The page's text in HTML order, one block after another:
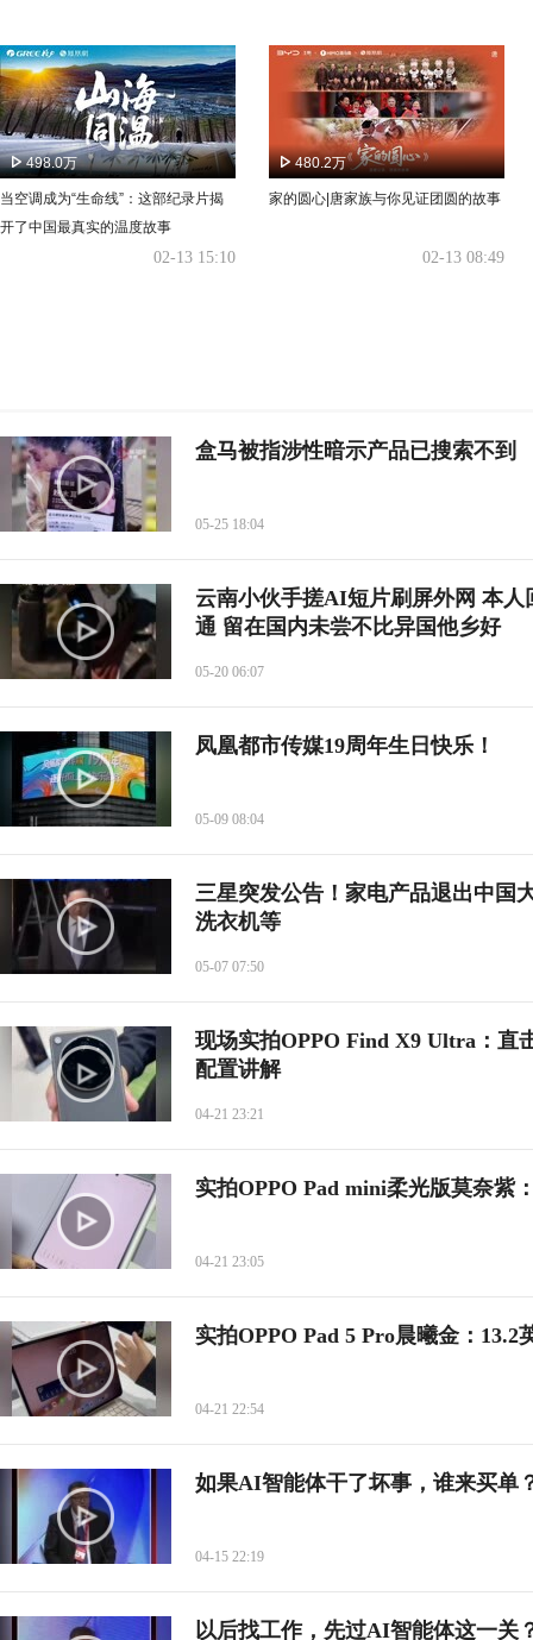
498.0万
当空调成为“生命线”：这部纪录片揭
开了中国最真实的温度故事
02-13 15:10
480.2万
家的圆心|唐家族与你见证团圆的故事
02-13 08:49
盒马被指涉性暗示产品已搜索不到
05-25 18:04
云南小伙手搓AI短片刷屏外网 本人
通 留在国内未尝不比异国他乡好
05-20 06:07
凤凰都市传媒19周年生日快乐！
05-09 08:04
三星突发公告！家电产品退出中国
洗衣机等
05-07 07:50
现场实拍OPPO Find X9 Ultra：直
配置讲解
04-21 23:21
实拍OPPO Pad mini柔光版莫奈紫
04-21 23:05
实拍OPPO Pad 5 Pro晨曦金：13.2
04-21 22:54
如果AI智能体干了坏事，谁来买单
04-15 22:19
以后找工作，先过AI智能体这一关